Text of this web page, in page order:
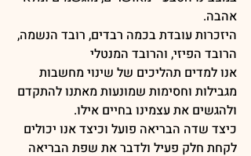
אהבה.
היזכרות עובדת בכמה רבדים, רובד הנשמה,
הרובד הפיזי, והרובד המנטלי
אנו למדים תהליכים של שינוי מחשבות
מגבילות וחסימות שמונעות מאתנו להתקדם
ולהגשים את עצמינו בחיים אילו.
כיצד שדה הבריאה פועל וכיצד אנו יכולים
לקחת חלק פעיל ולדבר את שפת הבריאה